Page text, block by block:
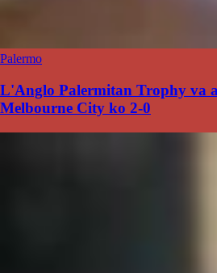
Palermo
L'Anglo Palermitan Trophy va
Melbourne City ko 2-0